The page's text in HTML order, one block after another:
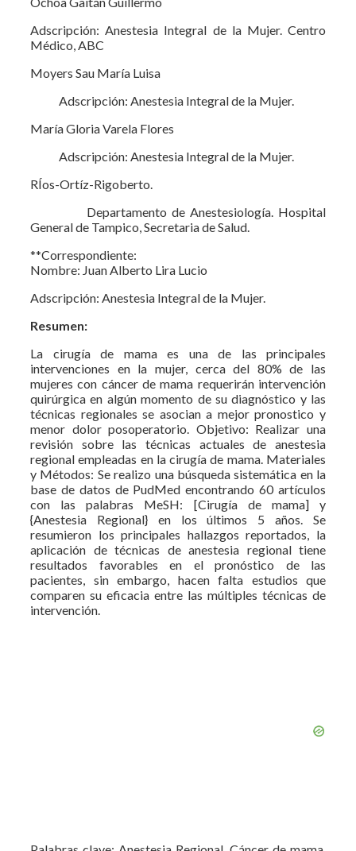
Adscripción: Anestesia Integral de la Mujer. Centro
Médico, ABC
Moyers Sau María Luisa
Adscripción: Anestesia Integral de la Mujer.
María Gloria Varela Flores
Adscripción: Anestesia Integral de la Mujer.
RÍos-Ortíz-Rigoberto.
Departamento de Anestesiología. Hospital
General de Tampico, Secretaria de Salud.
**Correspondiente:
Nombre: Juan Alberto Lira Lucio
Adscripción: Anestesia Integral de la Mujer.
Resumen:
La cirugía de mama es una de las principales
intervenciones en la mujer, cerca del 80% de las
mujeres con cáncer de mama requerirán intervención
quirúrgica en algún momento de su diagnóstico y las
técnicas regionales se asocian a mejor pronostico y
menor dolor posoperatorio. Objetivo: Realizar una
revisión sobre las técnicas actuales de anestesia
regional empleadas en la cirugía de mama. Materiales
y Métodos: Se realizo una búsqueda sistemática en la
base de datos de PudMed encontrando 60 artículos
con las palabras MeSH: [Cirugía de mama] y
{Anestesia Regional} en los últimos 5 años. Se
resumieron los principales hallazgos reportados, la
aplicación de técnicas de anestesia regional tiene
resultados favorables en el pronóstico de las
pacientes, sin embargo, hacen falta estudios que
comparen su eficacia entre las múltiples técnicas de
intervención.